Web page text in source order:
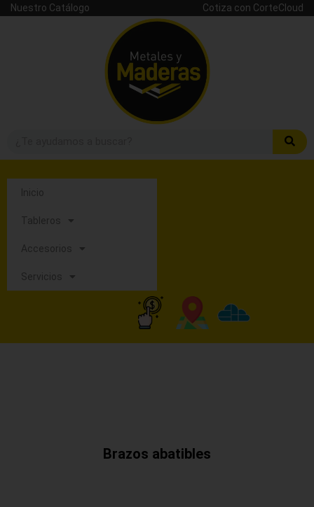
Nuestro Catálogo Cotiza con CorteCloud
Inicio
Tableros
Accesorios
Servicios
Brazos abatibles